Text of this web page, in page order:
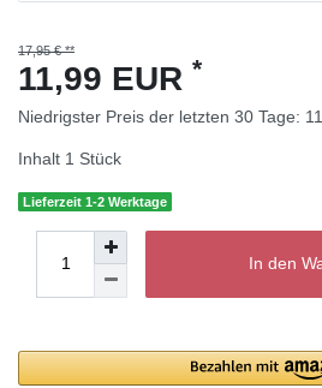
17,95 € **
11,99 EUR *
Niedrigster Preis der letzten 30 Tage:
Inhalt 1 Stück
Lieferzeit 1-2 Werktage
In den